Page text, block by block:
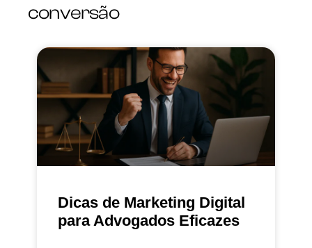
conversão
Dicas de Marketing Digital
para Advogados Eficazes